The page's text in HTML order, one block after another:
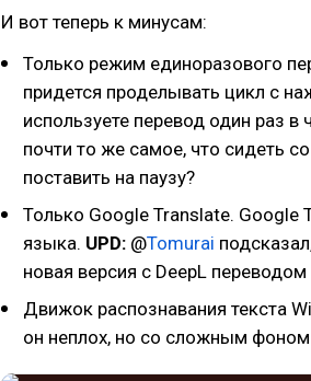
И вот теперь к минусам:
Только режим единоразового
придется проделывать цикл с
используете перевод один раз
почти то же самое, что сидеть
поставить на паузу?
Только Google Translate. Google
языка. UPD: @Tomurai
новая версия с DeepL
Движок распознавания текста
он неплох, но со сложным фоном